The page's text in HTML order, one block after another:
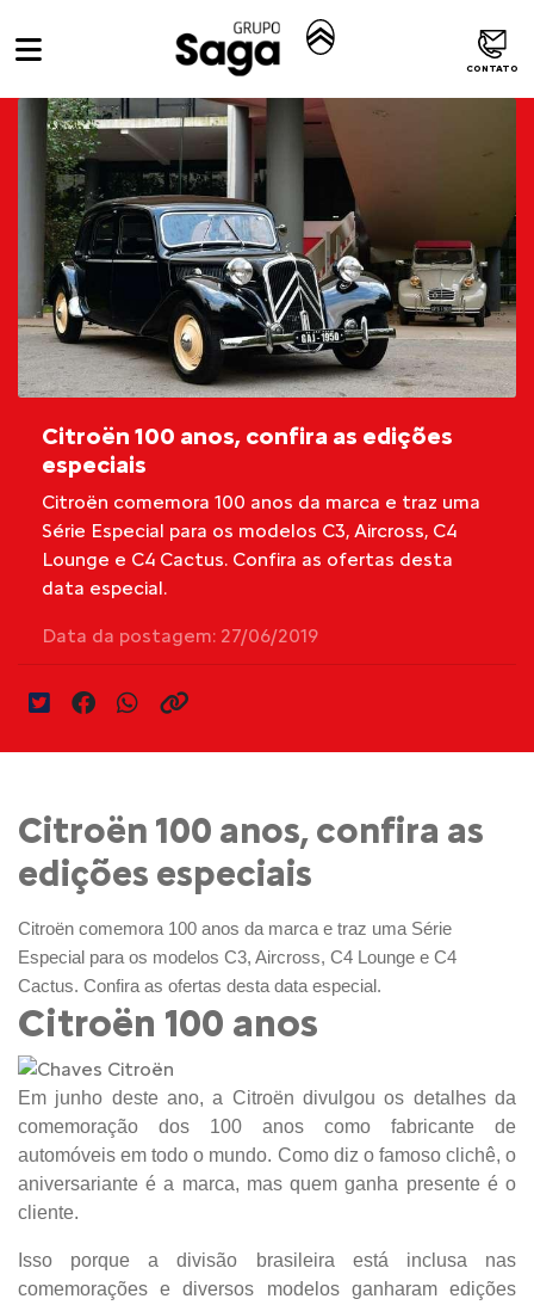
CONTATO
Citroën 100 anos, confira as edições
especiais
Citroën comemora 100 anos da marca e traz uma
Série Especial para os modelos C3, Aircross, C4
Lounge e C4 Cactus. Confira as ofertas desta
data especial.
Data da postagem: 27/06/2019
Citroën 100 anos, confira as
edições especiais
Citroën comemora 100 anos da marca e traz uma Série
Especial para os modelos C3, Aircross, C4 Lounge e C4
Cactus. Confira as ofertas desta data especial.
Citroën 100 anos
Em junho deste ano, a Citroën divulgou os detalhes da
comemoração dos 100 anos como fabricante de
automóveis em todo o mundo. Como diz o famoso clichê, o
aniversariante é a marca, mas quem ganha presente é o
cliente.
Isso porque a divisão brasileira está inclusa nas
comemorações e diversos modelos ganharam edições